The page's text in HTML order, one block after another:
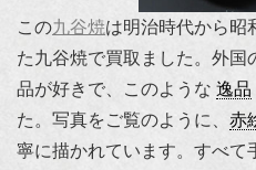
この九谷焼は明治時代から昭
た九谷焼で買取ました。外
品が好きで、このような 逸品
た。写真をご覧のように、 赤
寧に描かれています。すべて